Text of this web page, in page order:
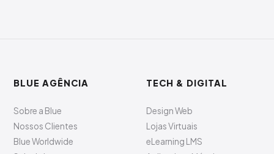
BLUE AGÊNCIA
Sobre a Blue
Nossos Clientes
Blue Worldwide
TECH & DIGITAL
Design Web
Lojas Virtuais
eLearning LMS